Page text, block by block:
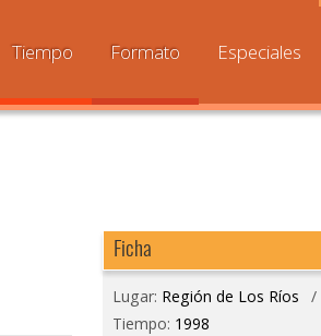
Tiempo Formato Especiales
Ficha
Lugar: Región de Los Ríos /
Tiempo: 1998